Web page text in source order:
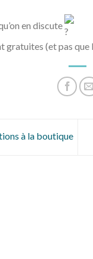
en discute
gratuites (et pas que
à la boutique